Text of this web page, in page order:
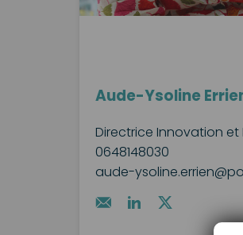
Aude-Ysoline
Directrice Innovation et
0648148030
aude-